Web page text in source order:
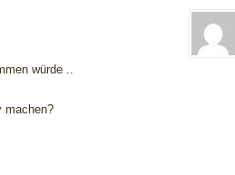
würde ..
machen?